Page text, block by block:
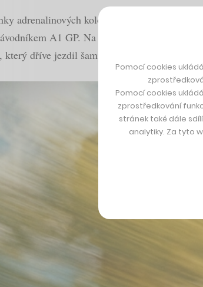
adrenalinových koloběžek je skupina
A1 GP. Na seznamu jmen
který dříve jezdil šampionát F1 za stáje
Pomocí cookies
Pomocí cookies
zprostředkování
stránek také dále
analytiky. Za tyto